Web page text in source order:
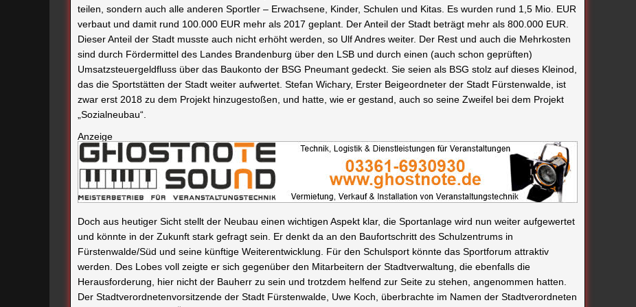
teilen, sondern auch alle anderen Sportler – Erwachsene, Kinder, Schulen und Kitas. Es wurden rund 1,5 Mio. EUR
verbaut und damit rund 100.000 EUR mehr als 2017 geplant. Der Anteil der Stadt beträgt mehr als 800.000 EUR.
Dieser Anteil der Stadt musste auch nicht erhöht werden, so Ulf Andres weiter. Der Rest und auch die Mehrkosten
sind durch Fördermittel des Landes Brandenburg über den LSB und durch einen (auch schon geprüften)
Umsatzsteuergeldfluss über das Baukonto der BSG Pneumant gedeckt. Sie seien als BSG stolz auf dieses Kleinod,
das die Sportstätten der Stadt weiter aufwertet. Stefan Wichary, Erster Beigeordneter der Stadt Fürstenwalde, ist
zwar erst 2018 zu dem Projekt hinzugestoßen, und hatte, wie er gestand, auch so seine Zweifel bei dem Projekt
„Sozialneubau“.
Anzeige
Doch aus heutiger Sicht stellt der Neubau einen wichtigen Aspekt klar, die Sportanlage wird nun weiter aufgewertet
und könnte in der Zukunft stark gefragt sein. Er denkt da an den Baufortschritt des Schulzentrums in
Fürstenwalde/Süd und seine künftige Weiterentwicklung. Für den Schulsport könnte das Sportforum attraktiv
werden. Des Lobes voll zeigte er sich gegenüber den Mitarbeitern der Stadtverwaltung, die ebenfalls die
Herausforderung, hier nicht der Bauherr zu sein und trotzdem helfend zur Seite zu stehen, angenommen hatten.
Der Stadtverordnetenvorsitzende der Stadt Fürstenwalde, Uwe Koch, überbrachte im Namen der Stadtverordneten
die Glückwünsche zur Übergabe. Er sprach von Respekt gegenüber der BSG Pneumant, die den Mut aufbrachte,
solch ein Wagnis in die Hand zu nehmen und zu realisieren. Sein Dank galt nicht nur allen Verantwortlichen und
Mitstreitern, sondern im hohen Maße dem Land Brandenburg, dem LSB & KSB und natürlich der Stadt
Fürstenwalde, die ebenfalls hierbei einen entscheidenden Beitrag geleistet hat.